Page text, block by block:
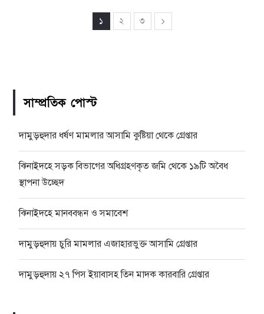
১ ২ ৩
সাম্প্রতিক পোস্ট
দামুড়হুদার ধর্ষণ মামলার আসামি কুষ্টিয়া থেকে গ্রেপ্তার
ঝিনাইদহে সড়ক বিভাগের অধিগ্রহণকৃত জমি থেকে ১৯টি অবৈধ
স্থাপনা উচ্ছেদ
ঝিনাইদহে মানববন্ধন ও সমাবেশ
দামুড়হুদায় চুরি মামলার এজাহারভুক্ত আসামি গ্রেপ্তার
দামুড়হুদায় ২৭ পিস ইয়াবাসহ তিন মাদক কারবারি গ্রেপ্তার